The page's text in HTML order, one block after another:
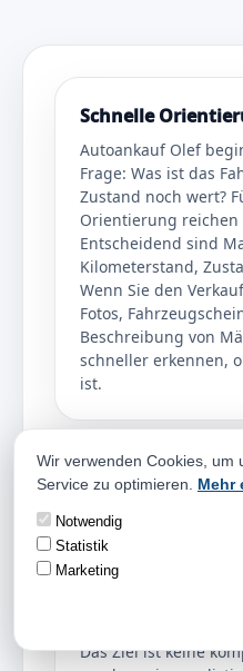
Schnelle
Autoankauf Olef
Frage: Was ist das
Zustand noch wert?
Orientierung
Entscheidend sind
Kilometerstand,
Wenn Sie den
Fotos,
Beschreibung von
schneller erkennen,
ist.
Faire
Eine faire
einzelne Schäden,
Fahrzeug. Beim
Pflegezustand,
Reparaturaufwand
Das Ziel ist keine
Wir verwenden Cookies, um
Service zu optimieren. Mehr
Notwendig
Statistik
Marketing